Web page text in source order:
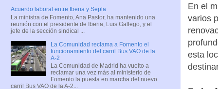
En el
varios
esta
Acuerdo laboral entre Iberia y Sepla
La ministra de Fomento, Ana Pastor, ha mantenido una
reunión con el presidente de Iberia, Luis Gallego, y el
jefe de la sección sindical ...
La Comunidad reclama a Fomento el
funcionamiento del carril Bus VAO de la
A-2
La Comunidad de Madrid ha vuelto a
reclamar una vez más al ministerio de
Fomento la puesta en marcha del nuevo
carril Bus VAO de la A-2...